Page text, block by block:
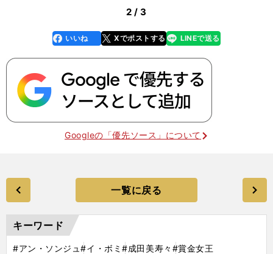
2 / 3
faceboo
k
いいね Xでポストする
line LINEで送る
Googleの「優先ソース」について
一覧に戻る
キーワード
#アン・ソンジュ#イ・ボミ#成田美寿々 #賞金女王